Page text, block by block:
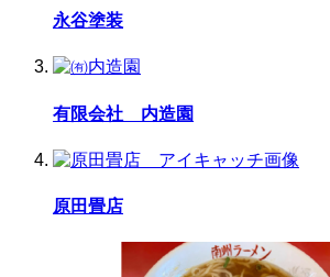
永谷塗装
有限会社 内造園
原田畳店